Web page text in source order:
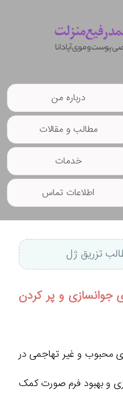
درباره من
مطالب و مقالات
خدمات
اطلاعات تماس
تزریق ژل
جوانسازی و پر کردن
محبوب و غیر تهاجمی در
و بهبود فرم صورت کمک